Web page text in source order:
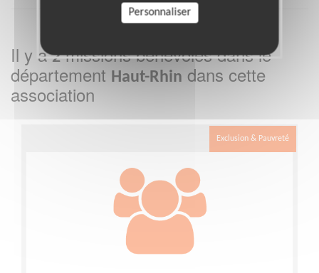
Il y a2missions bénévoles dans le
département Haut-Rhin dans cette
association
Exclusion & Pauvreté
Personnaliser